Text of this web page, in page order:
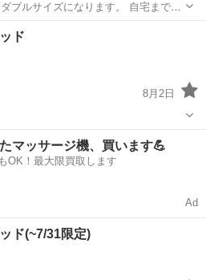
ブルサイズになります。 自宅まで引
。ベッド
ド
8月2日
ベッド
たマッサージ機、買います💪
OK！最大限買取します
Ad
ド(~7/31限定)